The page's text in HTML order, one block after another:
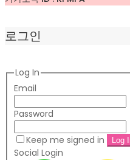
로그인
Log In
Email
Password
Keep me signed in
Social Login